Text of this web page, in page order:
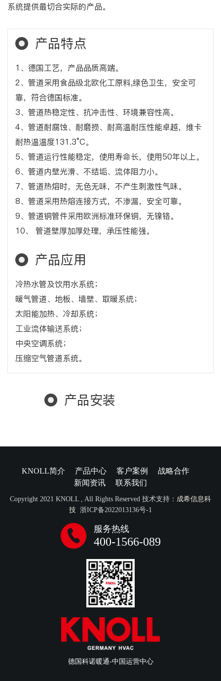
系统提供最切合实际的产品。
产品特点
1、德国工艺，产品品质高端。
2、管道采用食品级北欧化工原料,绿色卫生，安全可
靠，符合德国标准。
3、管道热稳定性、抗冲击性、环境兼容性高。
4、管道耐腐蚀、耐磨损、耐高温耐压性能卓越，维卡
耐热温温度131.3°C。
5、管道运行性能稳定，使用寿命长，使用50年以上。
6、管道内壁光滑、不结垢、流体阻力小。
7、管道热熔时，无色无味，不产生刺激性气味。
8、管道采用热熔连接方式，不渗漏，安全可靠。
9、管道铜管件采用欧洲标准环保铜，无镍铬。
10、 管道壁厚加厚处理，承压性能强。
产品应用
冷热水管及饮用水系统；
暖气管道、地板、墙壁、取暖系统；
太阳能加热、冷却系统；
工业流体输送系统；
中央空调系统；
压缩空气管道系统。
产品安装
KNOLL简介 产品中心 客户案例
战略合作
新闻资讯
联系我们
Copyright 2021 KNOLL , All Rights Reserved 技术支持： 成希信息科
技 浙ICP备2022013136号-1
服务热线
400-1566-089
德国科诺暖通-中国运营中心